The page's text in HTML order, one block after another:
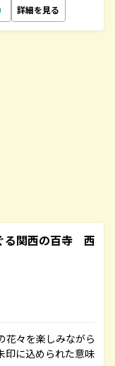
詳細を見る
る関西の百寺 西
花々を楽しみながら
印に込められた意味